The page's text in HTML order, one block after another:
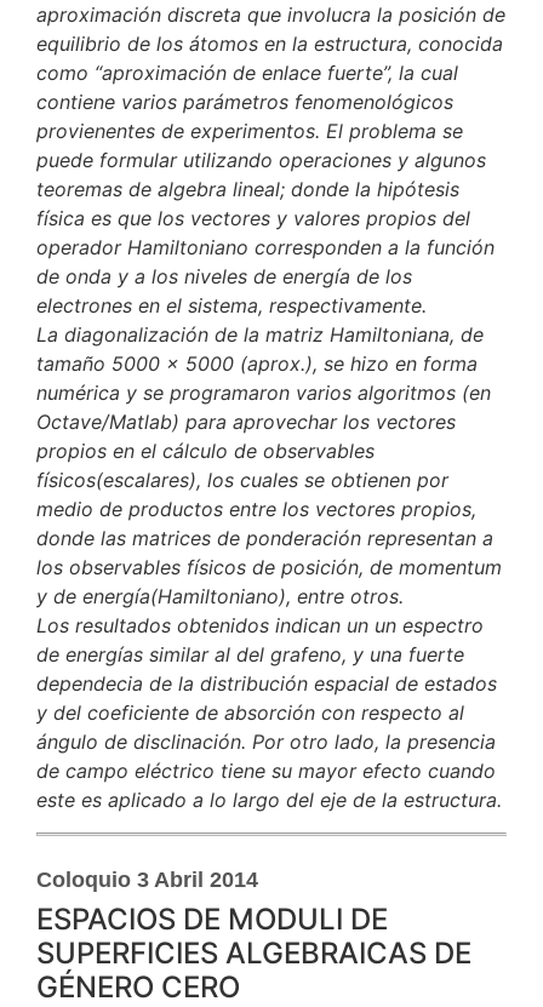
aproximación discreta que involucra la posición de
equilibrio de los átomos en la estructura, conocida
como “aproximación de enlace fuerte”, la cual
contiene varios parámetros fenomenológicos
provienentes de experimentos. El problema se
puede formular utilizando operaciones y algunos
teoremas de algebra lineal; donde la hipótesis
física es que los vectores y valores propios del
operador Hamiltoniano corresponden a la función
de onda y a los niveles de energía de los
electrones en el sistema, respectivamente.
La diagonalización de la matriz Hamiltoniana, de
tamaño 5000 x 5000 (aprox.), se hizo en forma
numérica y se programaron varios algoritmos (en
Octave/Matlab) para aprovechar los vectores
propios en el cálculo de observables
físicos(escalares), los cuales se obtienen por
medio de productos entre los vectores propios,
donde las matrices de ponderación representan a
los observables físicos de posición, de momentum
y de energía(Hamiltoniano), entre otros.
Los resultados obtenidos indican un un espectro
de energías similar al del grafeno, y una fuerte
dependecia de la distribución espacial de estados
y del coeficiente de absorción con respecto al
ángulo de disclinación. Por otro lado, la presencia
de campo eléctrico tiene su mayor efecto cuando
este es aplicado a lo largo del eje de la estructura.
Coloquio 3 Abril 2014
ESPACIOS DE MODULI DE
SUPERFICIES ALGEBRAICAS DE
GÉNERO CERO